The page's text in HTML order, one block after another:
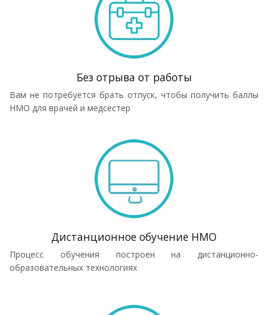
Без отрыва от работы
Вам не потребуется брать отпуск, чтобы получить баллы
НМО для врачей и медсестер
Дистанционное обучение НМО
Процесс обучения построен на дистанционно-
образовательных технологиях